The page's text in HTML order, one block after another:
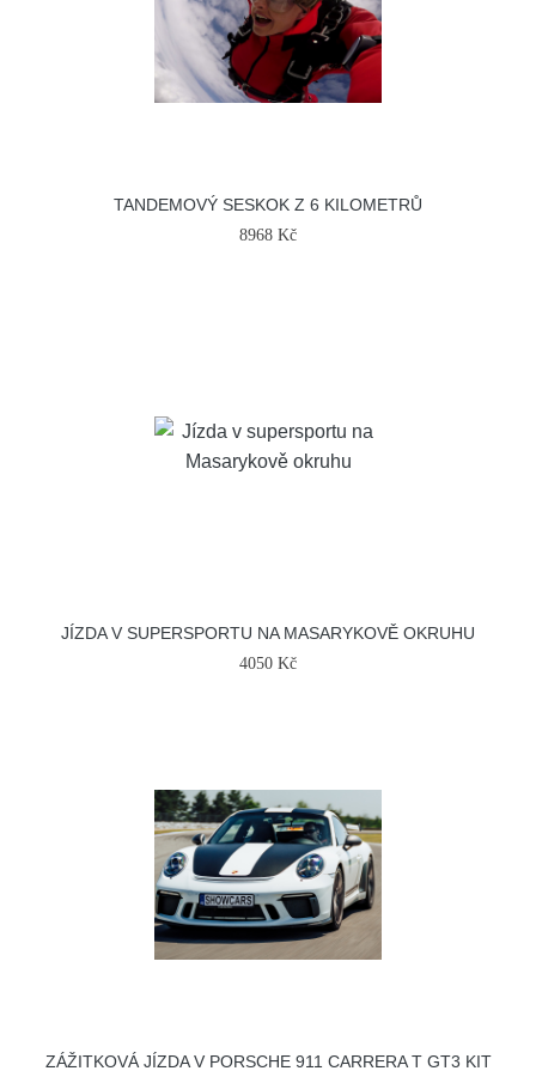
TANDEMOVÝ SESKOK Z 6 KILOMETRŮ
8968 Kč
JÍZDA V SUPERSPORTU NA MASARYKOVĚ OKRUHU
4050 Kč
ZÁŽITKOVÁ JÍZDA V PORSCHE 911 CARRERA T GT3 KIT